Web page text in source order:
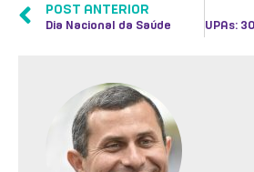
POST ANTERIOR
Dia Nacional da Saúde